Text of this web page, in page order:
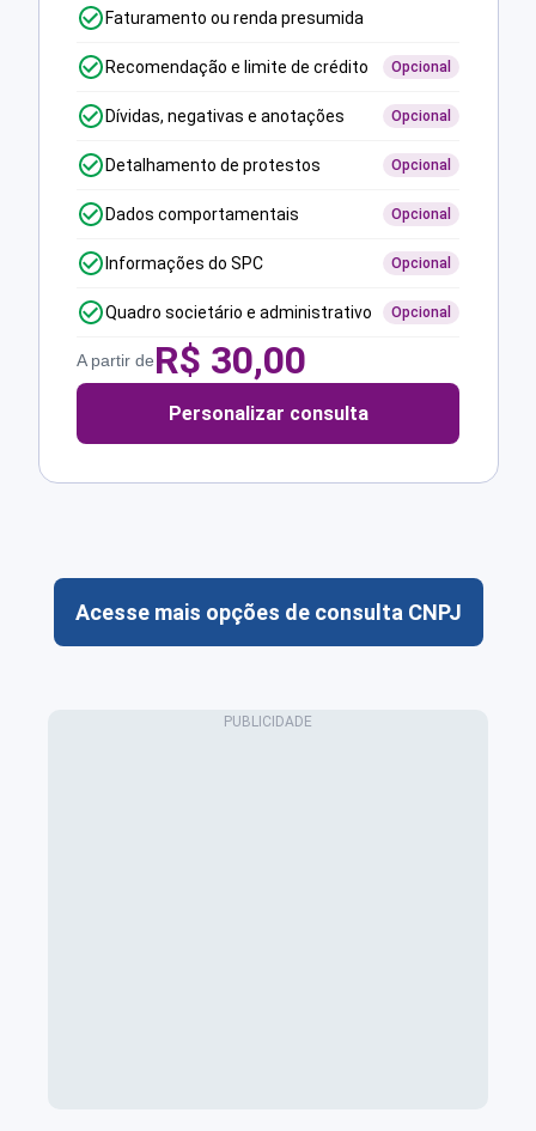
Faturamento ou renda presumida
Recomendação e limite de crédito Opcional
Dívidas, negativas e anotações Opcional
Detalhamento de protestos Opcional
Dados comportamentais Opcional
Informações do SPC Opcional
Quadro societário e administrativo Opcional
A partir deR$ 30,00
Personalizar consulta
Acesse mais opções de consulta CNPJ